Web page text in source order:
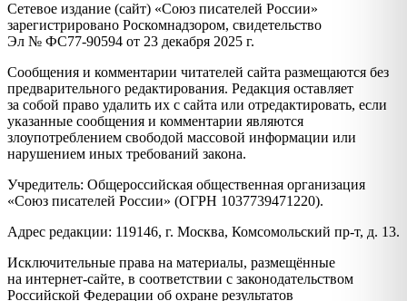
Сетевое издание (сайт) «Союз писателей России»
зарегистрировано Роскомнадзором, свидетельство
Эл № ФС77-90594 от 23 декабря 2025 г.
Сообщения и комментарии читателей сайта размещаются без
предварительного редактирования. Редакция оставляет
за собой право удалить их с сайта или отредактировать, если
указанные сообщения и комментарии являются
злоупотреблением свободой массовой информации или
нарушением иных требований закона.
Учредитель: Общероссийская общественная организация
«Союз писателей России» (ОГРН 1037739471220).
Адрес редакции: 119146, г. Москва, Комсомольский пр-т, д. 13.
Исключительные права на материалы, размещённые
на интернет-сайте, в соответствии с законодательством
Российской Федерации об охране результатов